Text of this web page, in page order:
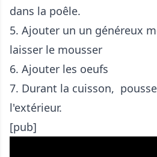
dans la poêle.
5. Ajouter un un généreux
laisser le mousser
6. Ajouter les oeufs
7. Durant la cuisson,
l'extérieur.
[pub]